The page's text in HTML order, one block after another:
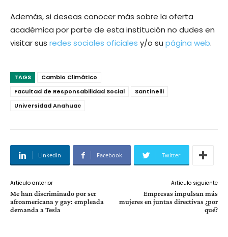
Además, si deseas conocer más sobre la oferta
académica por parte de esta institución no dudes en
visitar sus redes sociales oficiales y/o su página web.
TAGS
Cambio Climático
Facultad de Responsabilidad Social
Santinelli
Universidad Anahuac
Linkedin Facebook Twitter
Artículo anterior
Me han discriminado por ser
afroamericana y gay: empleada
demanda a Tesla
Artículo siguiente
Empresas impulsan más
mujeres en juntas directivas ¿por
qué?